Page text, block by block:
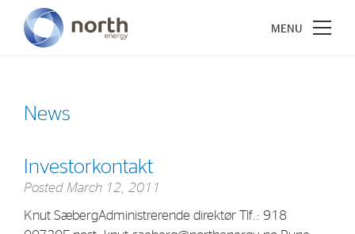
News
Investorkontakt
Posted March 12, 2011
Knut SæbergAdministrerende direktør Tlf.: 918
Company History